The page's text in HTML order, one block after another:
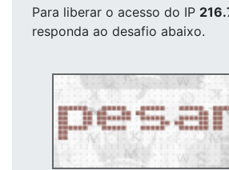
Para liberar o acesso do IP
responda ao desafio abaixo.